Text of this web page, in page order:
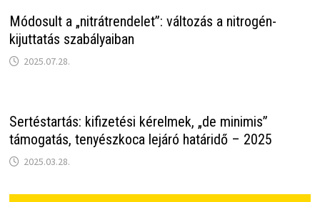
Módosult a „nitrátrendelet”: változás a nitrogén-
kijuttatás szabályaiban
2025.07.28.
Sertéstartás: kifizetési kérelmek, „de minimis”
támogatás, tenyészkoca lejáró határidő – 2025
2025.03.28.